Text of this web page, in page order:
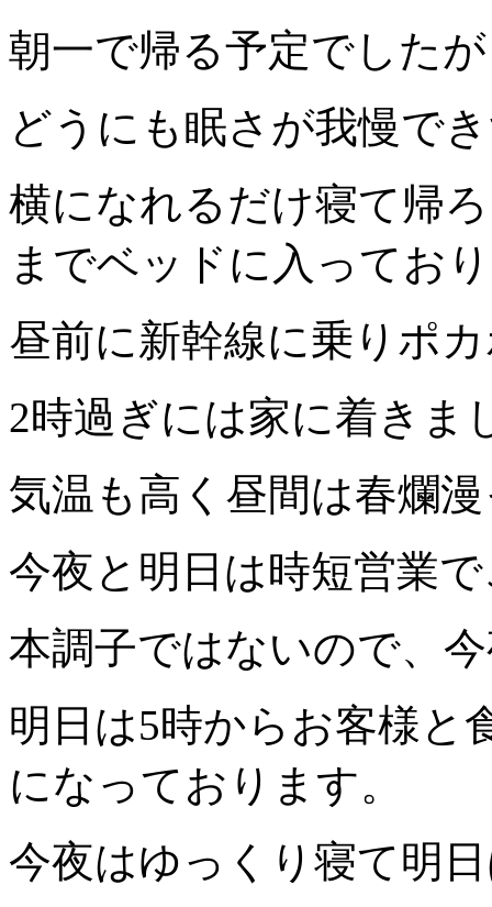
朝一で帰る予定でしたが
どうにも眠さが我慢で
横になれるだけ寝て帰
までベッドに入ってお
昼前に新幹線に乗りポ
2時過ぎには家に着きま
気温も高く昼間は春爛
今夜と明日は時短営業
本調子ではないので、
明日は5時からお客様と
になっております。
今夜はゆっくり寝て明